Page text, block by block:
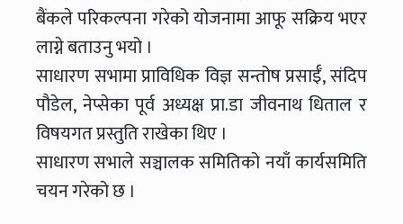
बैंकले परिकल्पना गरेको योजनामा आफू सक्रिय भएर
लाग्ने बताउनु भयो ।
साधारण सभामा प्राविधिक विज्ञ सन्तोष प्रसाईँ, संदिप
पौडेल, नेप्सेका पूर्व अध्यक्ष प्रा.डा जीवनाथ धिताल र
विषयगत प्रस्तुति राखेका थिए ।
साधारण सभाले सञ्चालक समितिको नयाँ कार्यसमिति
चयन गरेको छ ।